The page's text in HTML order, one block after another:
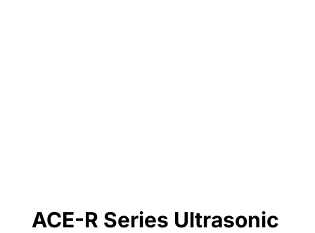
ACE-R Series Ultrasonic